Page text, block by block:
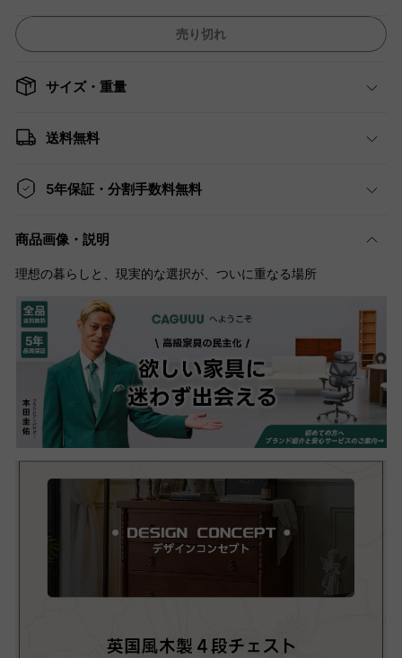
売り切れ
サイズ・重量
送料無料
5年保証・分割手数料無料
商品画像・説明
理想の暮らしと、現実的な選択が、ついに重なる場所